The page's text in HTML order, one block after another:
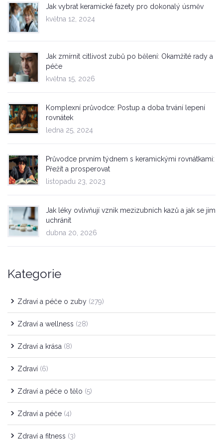
Jak vybrat keramické fazety pro dokonalý úsměv
května 12, 2024
Jak zmírnit citlivost zubů po bělení: Okamžité rady a
péče
května 15, 2026
Komplexní průvodce: Postup a doba trvání lepení
rovnátek
ledna 25, 2024
Průvodce prvním týdnem s keramickými rovnátkami:
Přežít a prosperovat
listopadu 23, 2023
Jak léky ovlivňují vznik mezizubních kazů a jak se jim
uchránit
dubna 20, 2026
Kategorie
Zdraví a péče o zuby (279)
Zdraví a wellness (28)
Zdraví a krása (8)
Zdraví (6)
Zdraví a péče o tělo (5)
Zdraví a péče (4)
Zdraví a fitness (3)